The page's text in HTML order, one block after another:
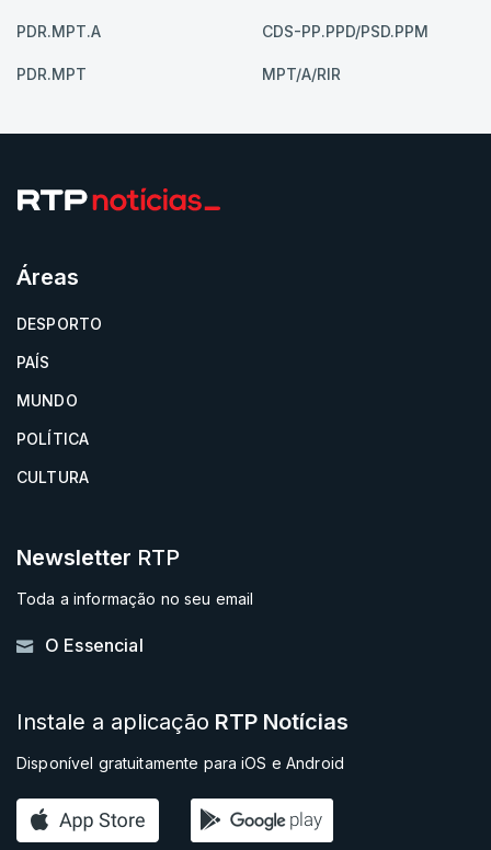
PDR.MPT.A CDS-PP.PPD/PSD.PPM
PDR.MPT MPT/A/RIR
Áreas
DESPORTO
PAÍS
MUNDO
POLÍTICA
CULTURA
Newsletter RTP
Toda a informação no seu email
O Essencial
Instale a aplicação RTP Notícias
Disponível gratuitamente para iOS e Android